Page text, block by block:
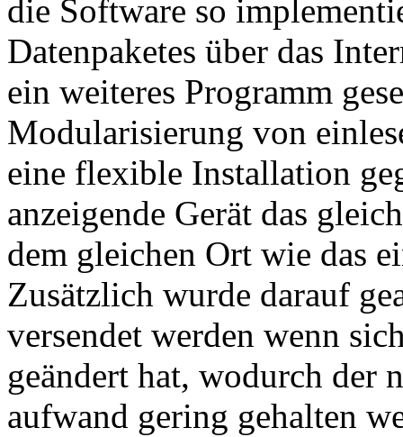
die Software so
Datenpaketes über das
ein weiteres Programm
Modularisierung von
eine flexible Installation
anzeigende Gerät das
dem gleichen Ort wie das
Zusätzlich wurde darauf
versendet werden wenn
geändert hat, wodurch der
aufwand gering gehalten